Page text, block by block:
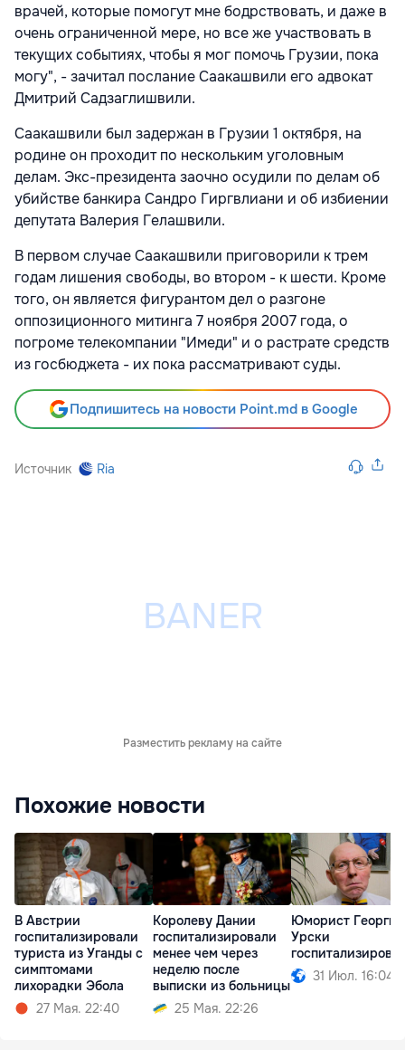
врачей, которые помогут мне бодрствовать, и даже в
очень ограниченной мере, но все же участвовать в
текущих событиях, чтобы я мог помочь Грузии, пока
могу", - зачитал послание Саакашвили его адвокат
Дмитрий Садзаглишвили.
Саакашвили был задержан в Грузии 1 октября, на
родине он проходит по нескольким уголовным
делам. Экс-президента заочно осудили по делам об
убийстве банкира Сандро Гиргвлиани и об избиении
депутата Валерия Гелашвили.
В первом случае Саакашвили приговорили к трем
годам лишения свободы, во втором - к шести. Кроме
того, он является фигурантом дел о разгоне
оппозиционного митинга 7 ноября 2007 года, о
погроме телекомпании "Имеди" и о растрате средств
из госбюджета - их пока рассматривают суды.
Подпишитесь на новости Point.md в Google
Источник Ria
Разместить рекламу на сайте
Похожие новости
В Австрии
госпитализировали
туриста из Уганды с
симптомами
лихорадки Эбола
27 Мая. 22:40
Королеву Дании
госпитализировали
менее чем через
неделю после
выписки из больницы
25 Мая. 22:26
Юморист Георгий
Урски
31 Июл. 16:04